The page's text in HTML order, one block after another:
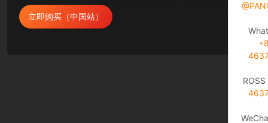
立即购买（中国站）